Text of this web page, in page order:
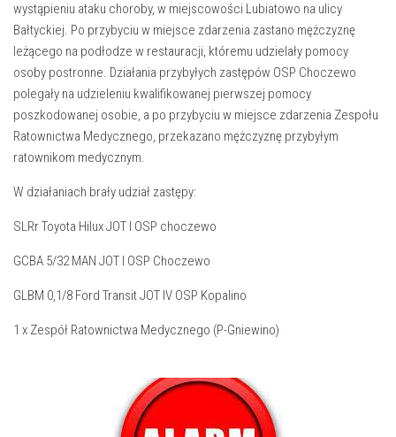
wystąpieniu ataku choroby, w miejscowości Lubiatowo na ulicy
Bałtyckiej. Po przybyciu w miejsce zdarzenia zastano mężczyznę
leżącego na podłodze w restauracji, któremu udzielały pomocy
osoby postronne. Działania przybyłych zastępów OSP Choczewo
polegały na udzieleniu kwalifikowanej pierwszej pomocy
poszkodowanej osobie, a po przybyciu w miejsce zdarzenia Zespołu
Ratownictwa Medycznego, przekazano mężczyznę przybyłym
ratownikom medycznym.
W działaniach brały udział zastępy:
SLRr Toyota Hilux JOT I OSP choczewo
GCBA 5/32 MAN JOT I OSP Choczewo
GLBM 0,1/8 Ford Transit JOT IV OSP Kopalino
1 x Zespół Ratownictwa Medycznego (P-Gniewino)